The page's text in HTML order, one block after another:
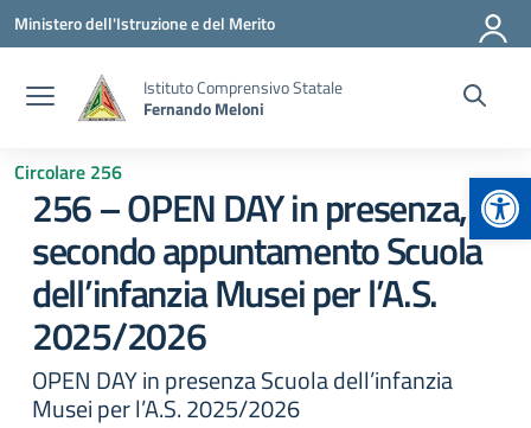
Vai ai contenuti
Vai al menu di navigazione
Vai al footer
Ministero dell'Istruzione e del Merito
Istituto Comprensivo Statale
Fernando Meloni
Circolare 256
256 – OPEN DAY in presenza,
secondo appuntamento Scuola
dell’infanzia Musei per l’A.S.
2025/2026
OPEN DAY in presenza Scuola dell’infanzia
Musei per l’A.S. 2025/2026